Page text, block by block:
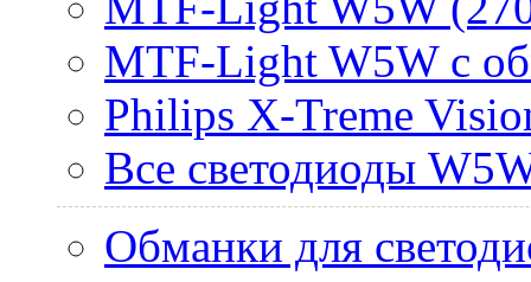
MTF-Light W5W с
Philips X-Treme
Все светодиоды
Обманки для